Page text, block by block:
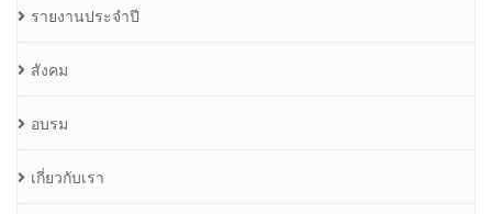
รายงานประจำปี
สังคม
อบรม
เกี่ยวกับเรา